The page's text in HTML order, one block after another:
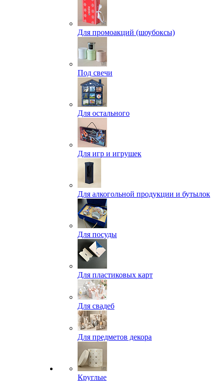
Для промоакций (шоубоксы)
Под свечи
Для остального
Для игр и игрушек
Для алкогольной продукции и бутылок
Для посуды
Для пластиковых карт
Для свадеб
Для предметов декора
Круглые